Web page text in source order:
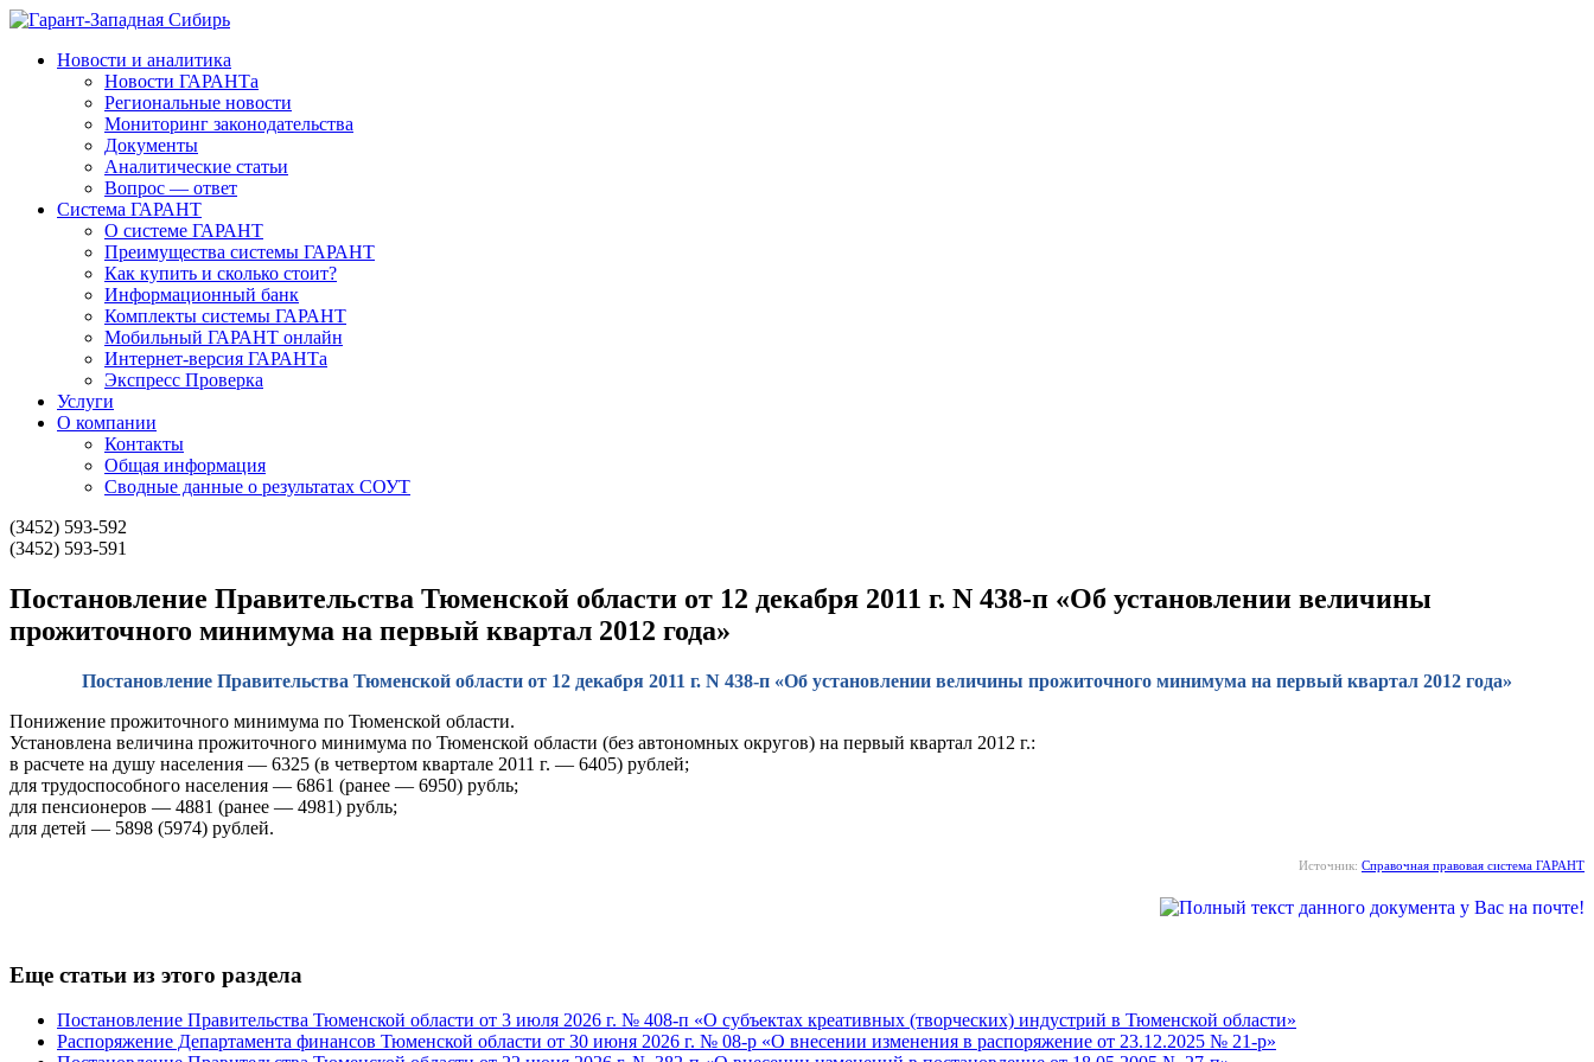
Новости и аналитика
Новости ГАРАНТа
Региональные новости
Мониторинг законодательства
Документы
Аналитические статьи
Вопрос — ответ
Система ГАРАНТ
О системе ГАРАНТ
Преимущества системы ГАРАНТ
Как купить и сколько стоит?
Информационный банк
Комплекты системы ГАРАНТ
Мобильный ГАРАНТ онлайн
Интернет-версия ГАРАНТа
Экспресс Проверка
Услуги
О компании
Контакты
Общая информация
Сводные данные о результатах СОУТ
(3452) 593-592
(3452) 593-591
Постановление Правительства Тюменской области от 12 декабря 2011 г. N 438-п «Об установлении величины
прожиточного минимума на первый квартал 2012 года»
Постановление Правительства Тюменской области от 12 декабря 2011 г. N 438-п «Об установлении величины прожиточного минимума на первый квартал 2012 года»
Понижение прожиточного минимума по Тюменской области.
Установлена величина прожиточного минимума по Тюменской области (без автономных округов) на первый квартал 2012 г.:
в расчете на душу населения — 6325 (в четвертом квартале 2011 г. — 6405) рублей;
для трудоспособного населения — 6861 (ранее — 6950) рубль;
для пенсионеров — 4881 (ранее — 4981) рубль;
для детей — 5898 (5974) рублей.
Источник: Справочная правовая система ГАРАНТ
Еще статьи из этого раздела
Постановление Правительства Тюменской области от 3 июля 2026 г. № 408-п «О субъектах креативных (творческих) индустрий в Тюменской области»
Распоряжение Департамента финансов Тюменской области от 30 июня 2026 г. № 08-р «О внесении изменения в распоряжение от 23.12.2025 № 21-р»